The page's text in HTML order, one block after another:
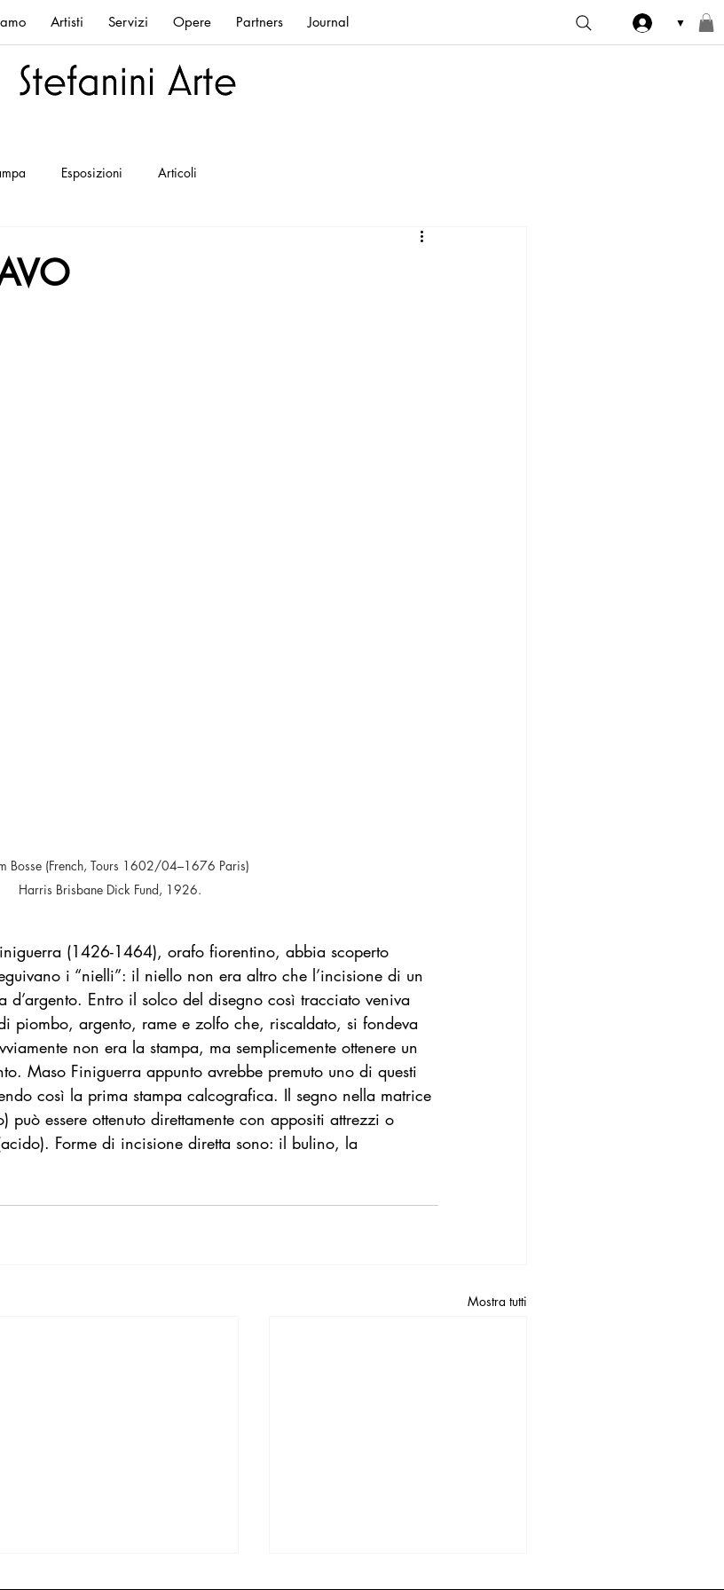
Artisti Servizi Opere Partners Journal ▼
Esposizioni Articoli
Abraham Bosse (French, Tours 1602/04–1676 Paris)
Harris Brisbane Dick Fund, 1926.
(1426-1464), orafo fiorentino, abbia scoperto
i “nielli”: il niello non era altro che l’incisione di un
d’argento. Entro il solco del disegno così tracciato veniva
piombo, argento, rame e zolfo che, riscaldato, si fondeva
non era la stampa, ma semplicemente ottenere un
Maso Finiguerra appunto avrebbe premuto uno di questi
così la prima stampa calcografica. Il segno nella matrice
essere ottenuto direttamente con appositi attrezzi o
Forme di incisione diretta sono: il bulino, la
Mostra tutti